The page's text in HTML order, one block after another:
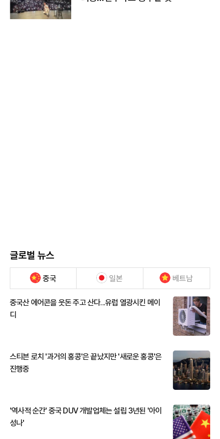
글로벌 뉴스
중국 일본 베트남
중국산 에어콘을 웃돈 주고 산다...유럽 열광시킨 메이
디
스티븐 로치 '과거의 홍콩'은 끝났지만 '새로운 홍콩'은
진행중
'역사적 순간' 중국 DUV 개발업체는 설립 3년된 '아이
성나'